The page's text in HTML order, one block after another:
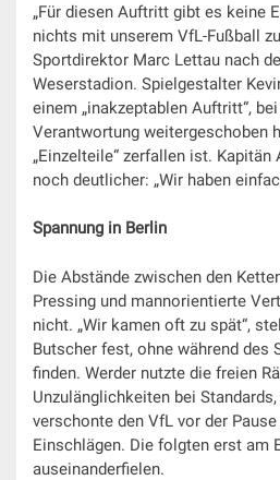
„Für diesen Auftritt gibt es keine
nichts mit unserem VfL-Fußball
Sportdirektor Marc Lettau nach
Weserstadion. Spielgestalter
einem „inakzeptablen Auftritt“,
Verantwortung weitergeschoben
„Einzelteile“ zerfallen ist.
noch deutlicher: „Wir haben
Spannung in Berlin
Die Abstände zwischen den
Pressing und mannorientierte
nicht. „Wir kamen oft zu spät“,
Butscher fest, ohne während des
finden. Werder nutzte die freien
Unzulänglichkeiten bei
verschonte den VfL vor der
Einschlägen. Die folgten erst am
auseinanderfielen.